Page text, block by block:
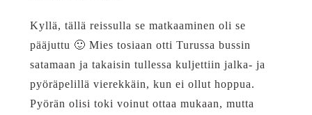
Kyllä, tällä reissulla se matkaaminen oli se
pääjuttu 🙂 Mies tosiaan otti Turussa bussin
satamaan ja takaisin tullessa kuljettiin jalka- ja
pyöräpelillä vierekkäin, kun ei ollut hoppua.
Pyörän olisi toki voinut ottaa mukaan, mutta